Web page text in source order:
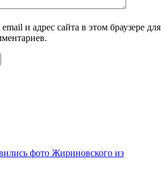
и адрес сайта в этом браузере для
фото Жириновского из